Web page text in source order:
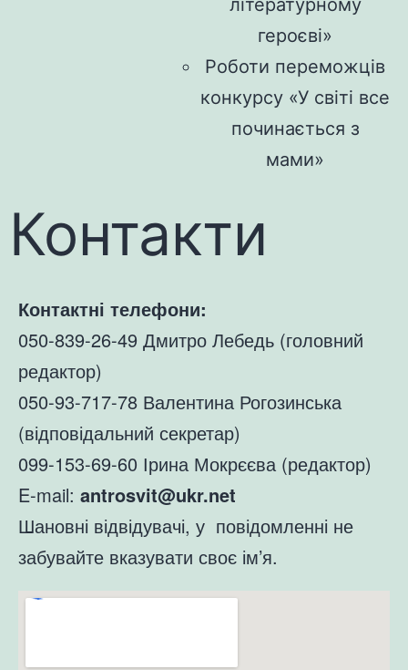
літературному
героєві»
Роботи переможців
конкурсу «У світі все
починається з
мами»
Контакти
Контактні телефони:
050-839-26-49 Дмитро Лебедь (головний
редактор)
050-93-717-78 Валентина Рогозинська
(відповідальний секретар)
099-153-69-60 Ірина Мокрєєва (редактор)
E-mail: antrosvit@ukr.net
Шановні відвідувачі, у повідомленні не
забувайте вказувати своє ім’я.